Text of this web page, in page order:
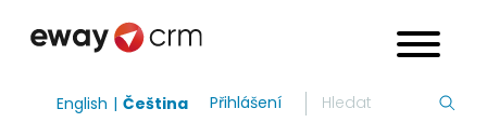
English Čeština Přihlášení